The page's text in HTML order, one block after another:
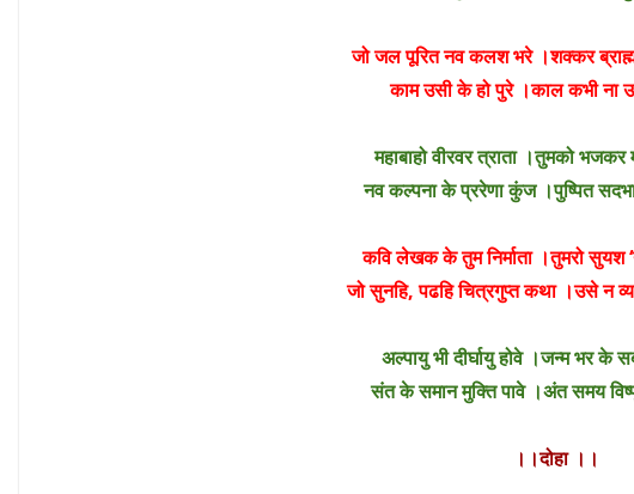
जो जल पूरित नव कलश भरे ।शक्कर
काम उसी के हो पुरे ।काल कभी ना
महाबाहो वीरवर त्राता ।तुमको
नव कल्पना के प्ररेणा कुंज ।पुष्पित
कवि लेखक के तुम निर्माता ।तुमरो सुयश
जो सुनहि, पढहि चित्रगुप्त कथा ।उसे न
अल्पायु भी दीर्घायु होवे ।जन्म भर के
संत के समान मुक्ति पावे ।अंत समय
।।दोहा ।।